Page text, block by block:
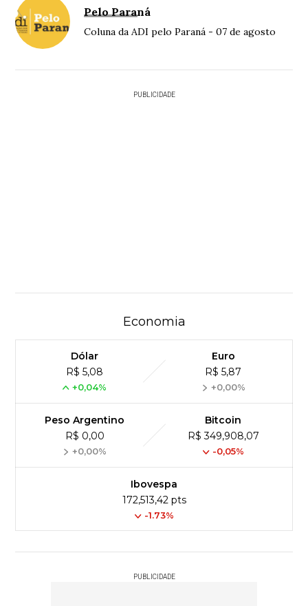
Pelo Paraná
Coluna da ADI pelo Paraná - 07 de agosto
PUBLICIDADE
Economia
Dólar
R$ 5,08
+0,04%
Euro
R$ 5,87
+0,00%
Peso Argentino
R$ 0,00
+0,00%
Bitcoin
R$ 349,908,07
-0,05%
Ibovespa
172,513,42 pts
-1.73%
PUBLICIDADE